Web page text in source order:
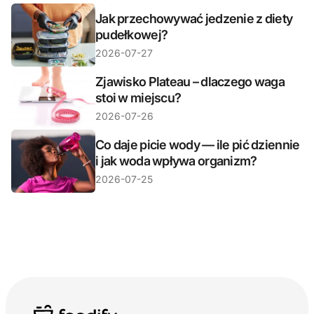
Jak przechowywać jedzenie z diety
pudełkowej?
2026-07-27
Zjawisko Plateau – dlaczego waga
stoi w miejscu?
2026-07-26
Co daje picie wody — ile pić dziennie
i jak woda wpływa organizm?
2026-07-25